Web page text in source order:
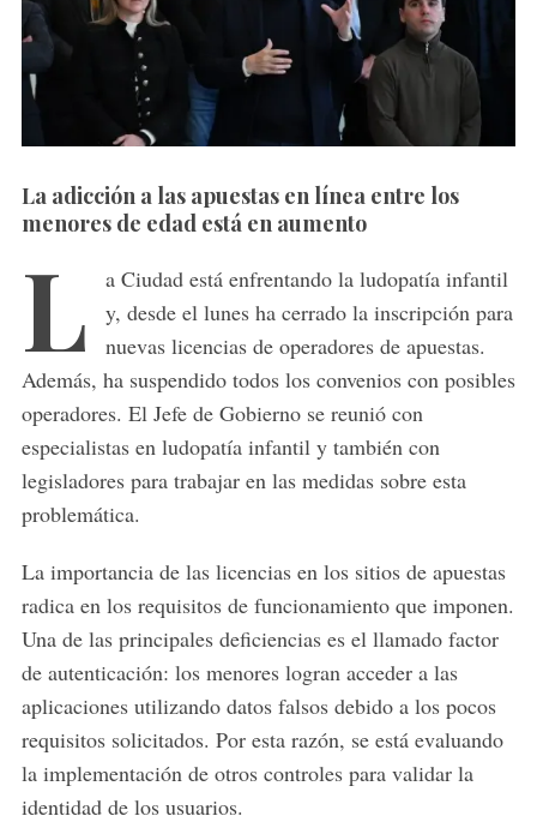
La adicción a las apuestas en línea entre los
menores de edad está en aumento
L
a Ciudad está enfrentando la ludopatía infantil
y, desde el lunes ha cerrado la inscripción para
nuevas licencias de operadores de apuestas.
Además, ha suspendido todos los convenios con posibles
operadores. El Jefe de Gobierno se reunió con
especialistas en ludopatía infantil y también con
legisladores para trabajar en las medidas sobre esta
problemática.
La importancia de las licencias en los sitios de apuestas
radica en los requisitos de funcionamiento que imponen.
Una de las principales deficiencias es el llamado factor
de autenticación: los menores logran acceder a las
aplicaciones utilizando datos falsos debido a los pocos
requisitos solicitados. Por esta razón, se está evaluando
la implementación de otros controles para validar la
identidad de los usuarios.